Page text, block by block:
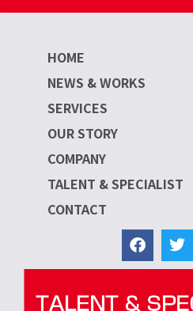
HOME
NEWS & WORKS
SERVICES
OUR STORY
COMPANY
TALENT & SPECIALIST
CONTACT